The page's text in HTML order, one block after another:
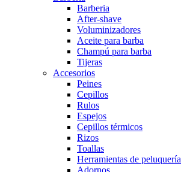
Barberia
After-shave
Voluminizadores
Aceite para barba
Champú para barba
Tijeras
Accesorios
Peines
Cepillos
Rulos
Espejos
Cepillos térmicos
Rizos
Toallas
Herramientas de peluquería